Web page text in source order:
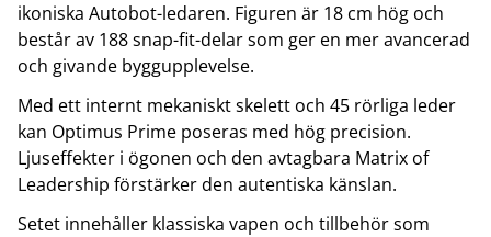
ikoniska Autobot-ledaren. Figuren är 18 cm hög och
består av 188 snap-fit-delar som ger en mer avancerad
och givande byggupplevelse.
Med ett internt mekaniskt skelett och 45 rörliga leder
kan Optimus Prime poseras med hög precision.
Ljuseffekter i ögonen och den avtagbara Matrix of
Leadership förstärker den autentiska känslan.
Setet innehåller klassiska vapen och tillbehör som